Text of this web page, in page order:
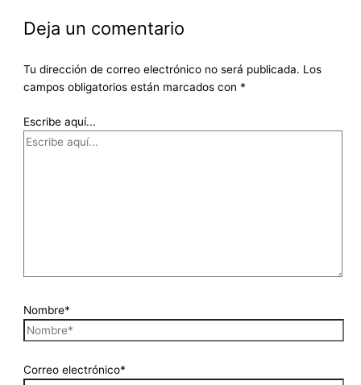
Deja un comentario
Tu dirección de correo electrónico no será publicada. Los
campos obligatorios están marcados con *
Escribe aquí...
Nombre*
Correo electrónico*